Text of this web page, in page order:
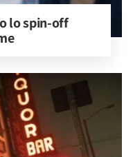
lo spin-off